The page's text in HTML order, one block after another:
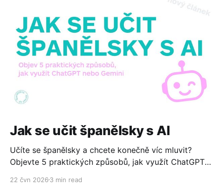
Jak se učit španělsky s AI
Učíte se španělsky a chcete konečně víc mluvit?
Objevte 5 praktických způsobů, jak využít ChatGPT
Zdarma, jednoduše a bez technických znalostí.
22 čvn 2026 3 min read